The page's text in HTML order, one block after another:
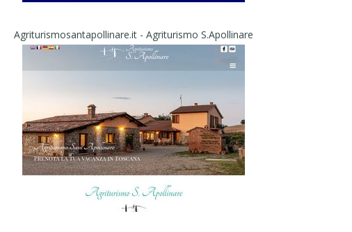
Agriturismosantapollinare.it - Agriturismo S.Apollinare